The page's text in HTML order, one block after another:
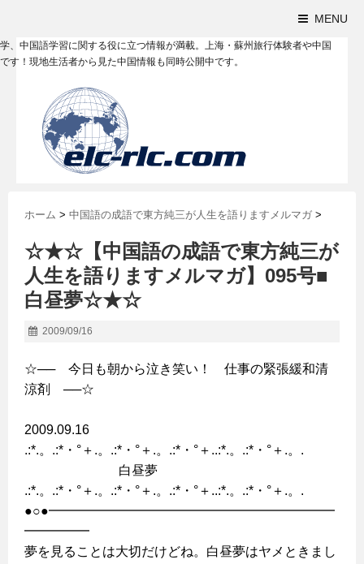
MENU
、中国語学習に関する役に立つ情報が満載。上海・蘇州旅行体験者や中国
す！現地生活者から見た中国情報も同時公開中です。
ホーム > 中国語の成語で東方純三が人生を語りますメルマガ >
☆★☆【中国語の成語で東方純三が
人生を語りますメルマガ】095号■
白昼夢☆★☆
2009/09/16
☆── 今日も朝から泣き笑い！ 仕事の緊張緩和清
涼剤 ──☆
2009.09.16
.:*.。.:*・°＋.。.:*・°＋.。.:*・°＋..:*.。.:*・°＋.。.
白昼夢
.:*.。.:*・°＋.。.:*・°＋.。.:*・°＋..:*.。.:*・°＋.。.
●○●━━━━━━━━━━━━━━━━━━━━━━
━━━━━
夢を見ることは大切だけどね。白昼夢はヤメときまし